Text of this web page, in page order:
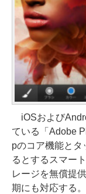
iOSおよび
ている「Adobe
pのコア機能とタ
るとするスマー
レージを無償提
期にも対応する。